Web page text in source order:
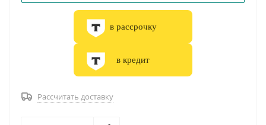
в рассрочку
в кредит
Рассчитать доставку